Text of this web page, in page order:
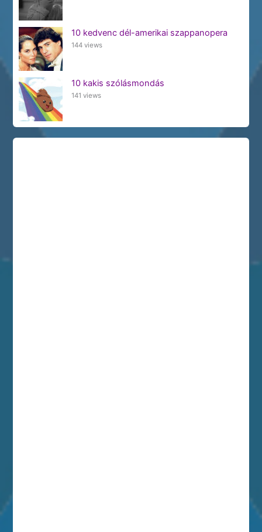
10 kedvenc dél-amerikai szappanopera
144 views
10 kakis szólásmondás
141 views